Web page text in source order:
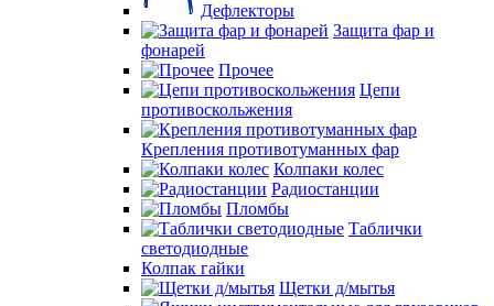
Дефлекторы
Защита фар и
фонарей
Прочее
Цепи
противоскольжения
Крепления противотуманных фар
Колпаки колес
Радиостанции
Пломбы
Таблички
светодиодные
Колпак гайки
Щетки д/мытья